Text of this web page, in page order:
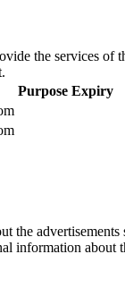
the services
Purpose Expiry
the
information